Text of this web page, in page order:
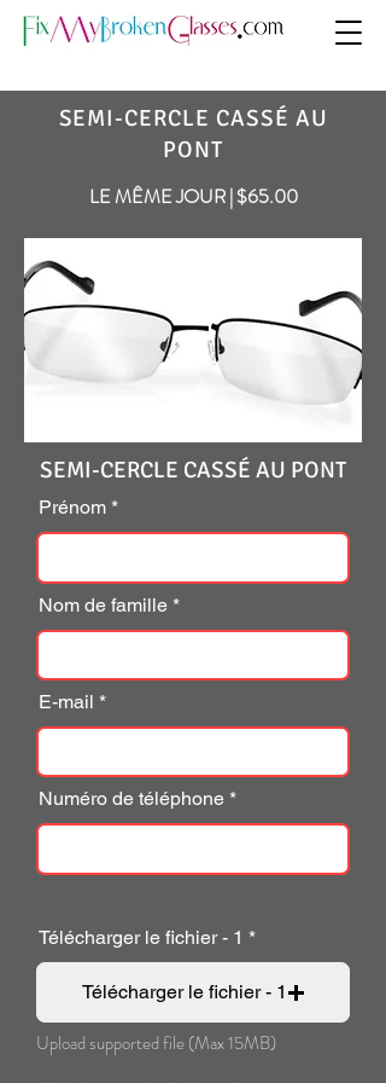
SEMI-CERCLE CASSÉ AU
PONT
LE MÊME JOUR | $65.00
SEMI-CERCLE CASSÉ AU PONT
Prénom
Nom de famille
E-mail
Numéro de téléphone
Télécharger le fichier - 1
Télécharger le fichier - 1
Upload supported file (Max 15MB)